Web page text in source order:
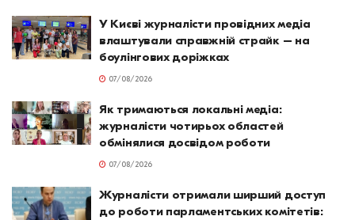
У Києві журналісти провідних медіа
влаштували справжній страйк – на
боулінгових доріжках
07/08/2026
Як тримаються локальні медіа:
журналісти чотирьох областей
обмінялися досвідом роботи
07/08/2026
Журналісти отримали ширший доступ
до роботи парламентських комітетів: